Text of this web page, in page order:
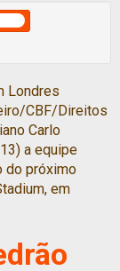
Londres
CBF/Direitos
Carlo
a equipe
do próximo
em